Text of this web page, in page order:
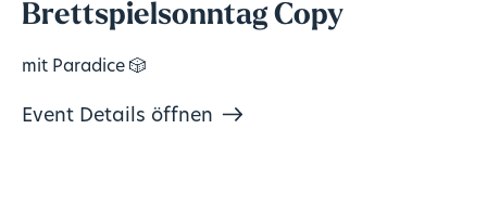
Brettspielsonntag Copy
mit Paradice 🎲
Event Details öffnen